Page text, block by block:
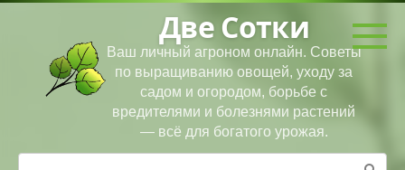
Перейти
Две Сотки
Ваш личный агроном онлайн. Советы
по выращиванию овощей, уходу за
садом и огородом, борьбе с
вредителями и болезнями растений
— всё для богатого урожая.
Поиск: